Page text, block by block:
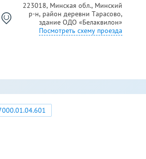
223018, Минская обл., Минский
р-н, район деревни Тарасово,
здание ОДО «Белаквилон»
Посмотреть схему проезда